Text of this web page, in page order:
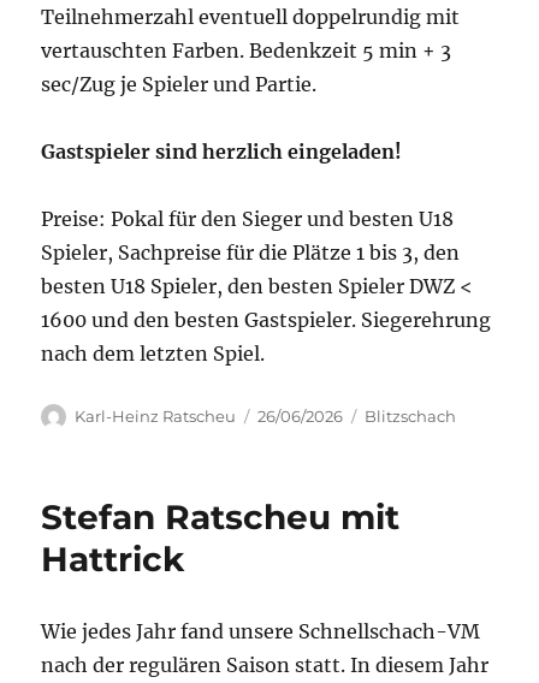
Teilnehmerzahl eventuell doppelrundig mit
vertauschten Farben. Bedenkzeit 5 min + 3
sec/Zug je Spieler und Partie.
Gastspieler sind herzlich eingeladen!
Preise: Pokal für den Sieger und besten U18
Spieler, Sachpreise für die Plätze 1 bis 3, den
besten U18 Spieler, den besten Spieler DWZ <
1600 und den besten Gastspieler. Siegerehrung
nach dem letzten Spiel.
Autor
Karl-Heinz Ratscheu
Veröffentlicht
26/06/2026 Kategorien
Blitzschach
Stefan Ratscheu mit
Hattrick
Wie jedes Jahr fand unsere Schnellschach-VM
nach der regulären Saison statt. In diesem Jahr